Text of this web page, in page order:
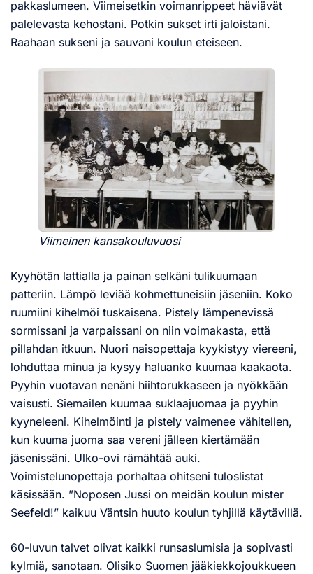
pakkaslumeen. Viimeisetkin voimanrippeet häviävät
palelevasta kehostani. Potkin sukset irti jaloistani.
Raahaan sukseni ja sauvani koulun eteiseen.
Viimeinen kansakouluvuosi
Kyyhötän lattialla ja painan selkäni tulikuumaan
patteriin. Lämpö leviää kohmettuneisiin jäseniin. Koko
ruumiini kihelmöi tuskaisena. Pistely lämpenevissä
sormissani ja varpaissani on niin voimakasta, että
pillahdan itkuun. Nuori naisopettaja kyykistyy viereeni,
lohduttaa minua ja kysyy haluanko kuumaa kaakaota.
Pyyhin vuotavan nenäni hiihtorukkaseen ja nyökkään
vaisusti. Siemailen kuumaa suklaajuomaa ja pyyhin
kyyneleeni. Kihelmöinti ja pistely vaimenee vähitellen,
kun kuuma juoma saa vereni jälleen kiertämään
jäsenissäni. Ulko-ovi rämähtää auki.
Voimistelunopettaja porhaltaa ohitseni tuloslistat
käsissään. ”Noposen Jussi on meidän koulun mister
Seefeld!” kaikuu Väntsin huuto koulun tyhjillä käytävillä.
60-luvun talvet olivat kaikki runsaslumisia ja sopivasti
kylmiä, sanotaan. Olisiko Suomen jääkiekkojoukkueen